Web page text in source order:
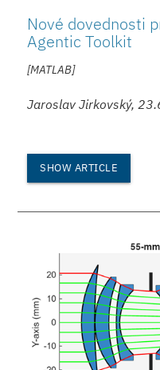
Nové dovednosti
Agentic Toolkit
[MATLAB]
Jaroslav Jirkovský,
SHOW ARTICLE